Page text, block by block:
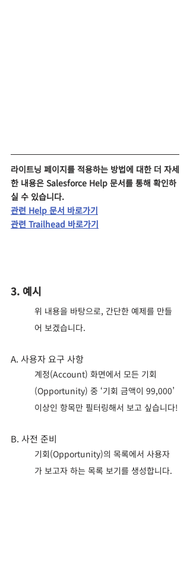
라이트닝 페이지를 적용하는 방법에 대한 더 자세
한 내용은 Salesforce Help 문서를 통해 확인하
실 수 있습니다.
관련 Help 문서 바로가기
관련 Trailhead 바로가기
3. 예시
위 내용을 바탕으로, 간단한 예제를 만들
어 보겠습니다.
A. 사용자 요구 사항
계정(Account) 화면에서 모든 기회
(Opportunity) 중 ‘기회 금액이 99,000’
이상인 항목만 필터링해서 보고 싶습니다!
B. 사전 준비
기회(Opportunity)의 목록에서 사용자
가 보고자 하는 목록 보기를 생성합니다.